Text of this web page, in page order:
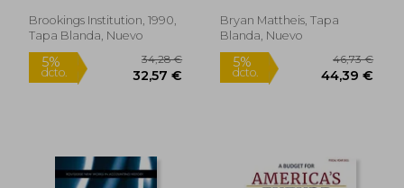
Brookings Institution, 1990,
Tapa Blanda, Nuevo
4 (en Inglés)
Bryan Mattheis, Tapa
Blanda, Nuevo